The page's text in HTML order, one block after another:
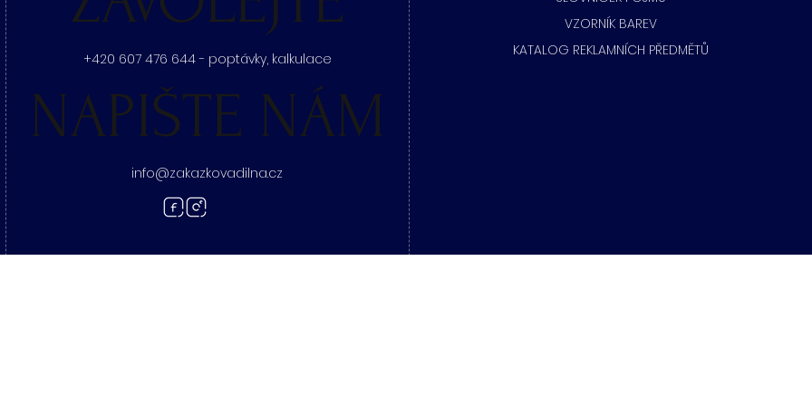
+420 607 476 644 - poptávky, kalkulace
NAPIŠTE NÁM
info@zakazkovadilna.cz
​VZORNÍK BAREV
KATALOG REKLAMNÍCH PŘEDMĚTŮ